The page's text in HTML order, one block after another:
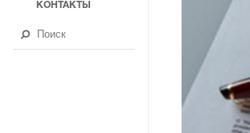
КОНТАКТЫ